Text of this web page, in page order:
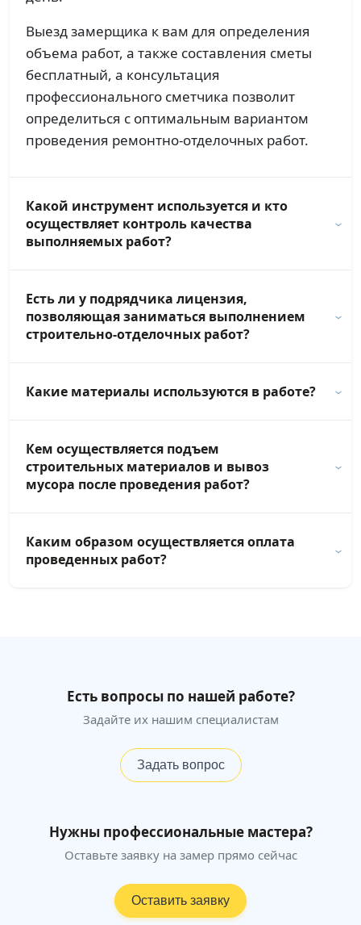
Выезд замерщика к вам для определения
объема работ, а также составления сметы
бесплатный, а консультация
профессионального сметчика позволит
определиться с оптимальным вариантом
проведения ремонтно-отделочных работ.
Какой инструмент используется и кто
осуществляет контроль качества
выполняемых работ?
Есть ли у подрядчика лицензия,
позволяющая заниматься выполнением
строительно-отделочных работ?
Какие материалы используются в работе?
Кем осуществляется подъем
строительных материалов и вывоз
мусора после проведения работ?
Каким образом осуществляется оплата
проведенных работ?
Есть вопросы по нашей работе?
Задайте их нашим специалистам
Задать вопрос
Нужны профессиональные мастера?
Оставьте заявку на замер прямо сейчас
Оставить заявку